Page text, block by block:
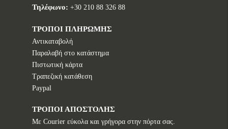
Τηλέφωνο: +30 210 88 326 88
ΤΡΟΠΟΙ ΠΛΗΡΩΜΗΣ
Αντικαταβολή
Παραλαβή στο κατάστημα
Πιστωτική κάρτα
Τραπεζική κατάθεση
Paypal
ΤΡΟΠΟΙ ΑΠΟΣΤΟΛΗΣ
Με Courier εύκολα και γρήγορα στην πόρτα σας.